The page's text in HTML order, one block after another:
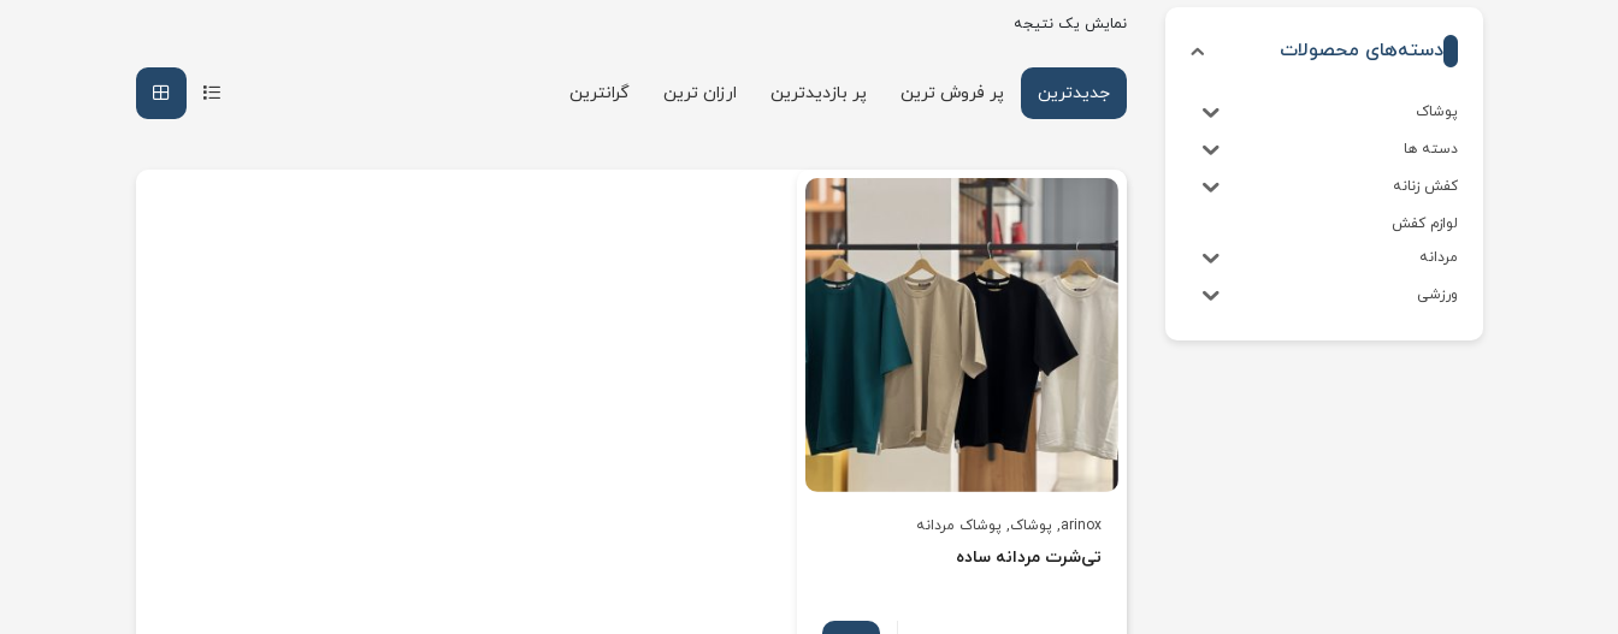
نمایش یک نتیجه
پر فروش ترین پر بازدیدترین جدیدترین ارزان ترین گرانترین
arinox
, پوشاک, پوشاک مردانه
تی‌شرت مردانه ساده
دسته‌های محصولات
پوشاک
دسته ها
کفش زنانه
لوازم کفش
مردانه
ورزشی